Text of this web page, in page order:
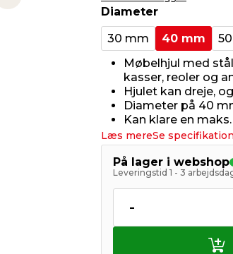
Next slide
Diameter
30 mm
40 mm
Møbelhjul med
kasser, reoler og
Hjulet kan dreje,
Diameter på 40
Kan klare en
Læs mereSe
På lager i webshop
Leveringstid 1 - 3
-